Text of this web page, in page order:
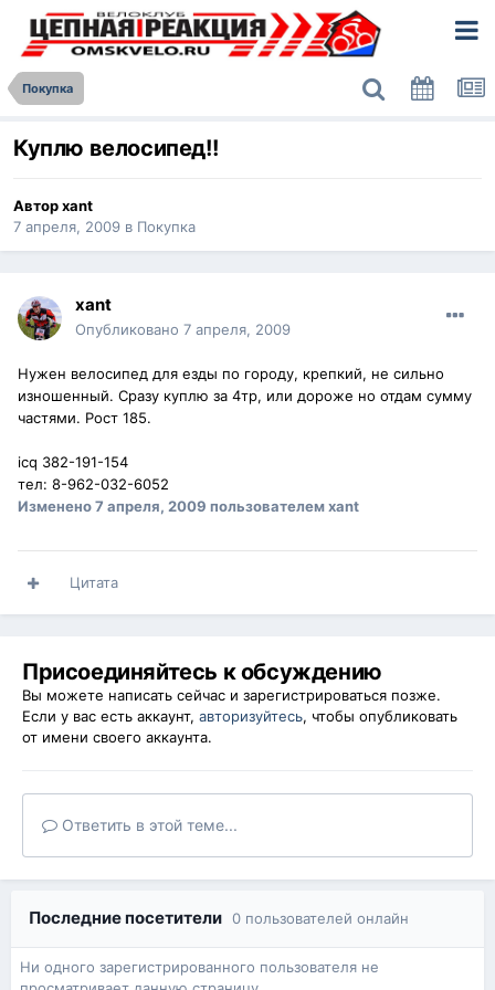
Покупка
Куплю велосипед!!
Авторxant
7 апреля, 2009 в Покупка
xant
Опубликовано 7 апреля, 2009
Нужен велосипед для езды по городу, крепкий, не сильно
изношенный. Сразу куплю за 4тр, или дороже но отдам сумму
частями. Рост 185.
icq 382-191-154
тел: 8-962-032-6052
Изменено7 апреля, 2009 пользователем xant
Цитата
Присоединяйтесь к обсуждению
Вы можете написать сейчас и зарегистрироваться позже.
Если у вас есть аккаунт, авторизуйтесь, чтобы опубликовать
от имени своего аккаунта.
Ответить в этой теме...
Последние посетители 0 пользователей онлайн
Ни одного зарегистрированного пользователя не